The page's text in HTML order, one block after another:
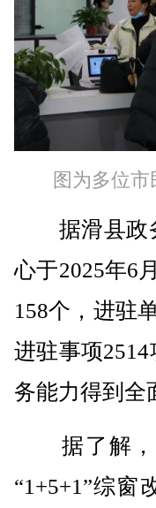
图为多位
据滑县政务
心于2025年6
158个，进驻
进驻事项
务能力得到全
据了解，
“1+5+1”综窗